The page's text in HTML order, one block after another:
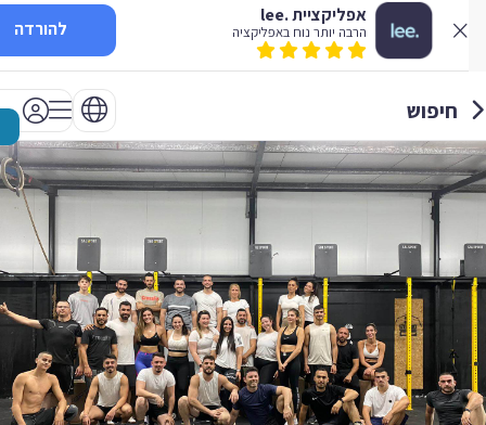
אפליקציית .lee
הרבה יותר נוח באפליקציה להורדה
חיפוש